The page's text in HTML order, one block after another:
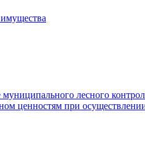
лесного
ценностям при